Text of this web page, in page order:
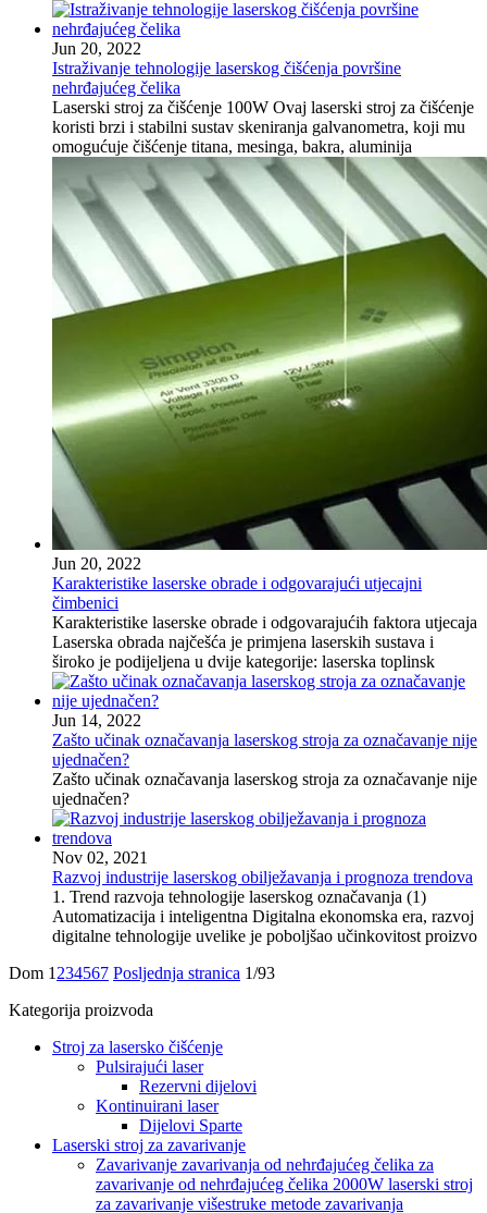
Jun 20, 2022
Istraživanje tehnologije laserskog čišćenja površine
nehrđajućeg čelika
Laserski stroj za čišćenje 100W Ovaj laserski stroj za čišćenje
koristi brzi i stabilni sustav skeniranja galvanometra, koji mu
omogućuje čišćenje titana, mesinga, bakra, aluminija
Jun 20, 2022
Karakteristike laserske obrade i odgovarajući utjecajni
čimbenici
Karakteristike laserske obrade i odgovarajućih faktora utjecaja
Laserska obrada najčešća je primjena laserskih sustava i
široko je podijeljena u dvije kategorije: laserska toplinsk
Jun 14, 2022
Zašto učinak označavanja laserskog stroja za označavanje nije
ujednačen?
Zašto učinak označavanja laserskog stroja za označavanje nije
ujednačen?
Nov 02, 2021
Razvoj industrije laserskog obilježavanja i prognoza trendova
1. Trend razvoja tehnologije laserskog označavanja (1)
Automatizacija i inteligentna Digitalna ekonomska era, razvoj
digitalne tehnologije uvelike je poboljšao učinkovitost proizvo
Dom 1 234567 Posljednja stranica 1/93
Kategorija proizvoda
Stroj za lasersko čišćenje
Pulsirajući laser
Rezervni dijelovi
Kontinuirani laser
Dijelovi Sparte
Laserski stroj za zavarivanje
Zavarivanje zavarivanja od nehrđajućeg čelika za
zavarivanje od nehrđajućeg čelika 2000W laserski stroj
za zavarivanje višestruke metode zavarivanja